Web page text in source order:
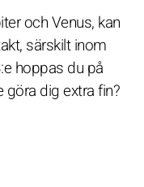
och Venus, kan
särskilt inom
hoppas du på
göra dig extra fin?